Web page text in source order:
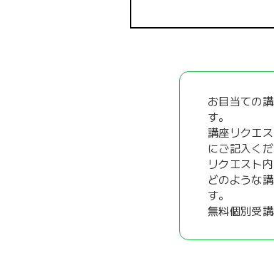
お目当ての
す。
講座リクエス
にご記入くだ
リクエスト
どのような
す。
無料個別受